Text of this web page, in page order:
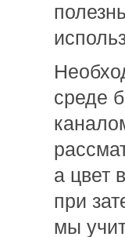
среде
а цвет
при
мы